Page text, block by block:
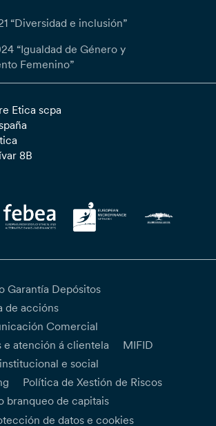
“Diversidad e inclusión”
“Igualdad de Género y
Femenino”
Etica scpa
8B
Garantía Depósitos
de accións
Comercial
e atención á clientela
MIFID
e social
Política de Xestión de Riscos
branqueo de capitais
de datos e cookies